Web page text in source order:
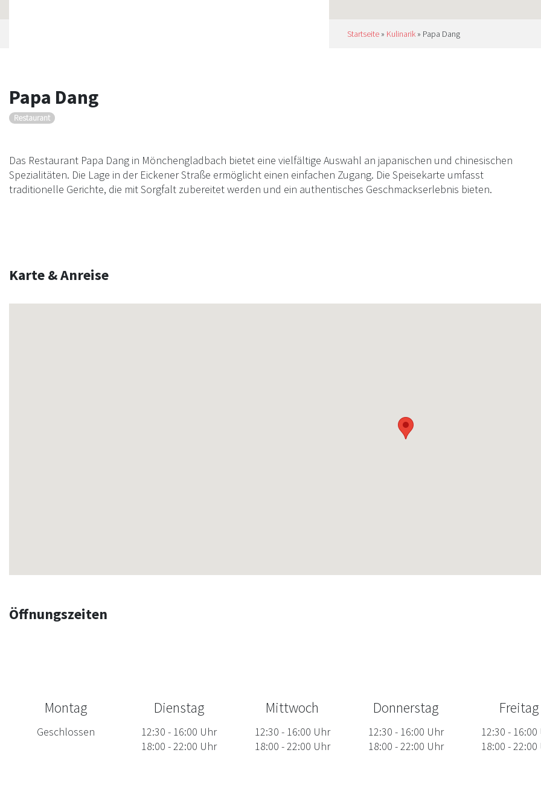
Startseite » Kulinarik » Papa Dang
Papa Dang
Restaurant
Das Restaurant Papa Dang in Mönchengladbach bietet eine vielfältige Auswahl an japanischen und chinesischen
Spezialitäten. Die Lage in der Eickener Straße ermöglicht einen einfachen Zugang. Die Speisekarte umfasst
traditionelle Gerichte, die mit Sorgfalt zubereitet werden und ein authentisches Geschmackserlebnis bieten.
Karte & Anreise
Öffnungszeiten
Montag
Geschlossen
Dienstag
12:30 - 16:00 Uhr
18:00 -22:00 Uhr
Mittwoch
12:30 - 16:00 Uhr
18:00 -22:00 Uhr
Donnerstag
12:30 - 16:00 Uhr
18:00 -22:00 Uhr
Freitag
12:30 - 16:00
18:00 -22:00